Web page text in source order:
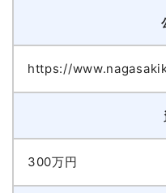
https://
300万円